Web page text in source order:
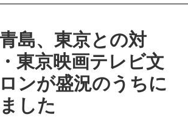
島、東京との対
東京映画テレビ文
ンが盛況のうちに
した